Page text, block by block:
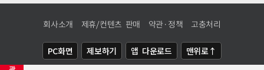
회사소개 제휴/컨텐츠 판매 약관·정책 고충처리
PC화면 제보하기 앱 다운로드 맨위로↑